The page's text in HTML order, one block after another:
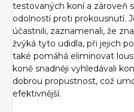
testovaných koní a zároveň
odolností proti prokousnutí.
účastnili, zaznamenali, že
žvýká tyto udidla, při jejich
také pomáhá eliminovat
koně snadněji vyhledávali
dobrou propustnost, což
efektivnější.